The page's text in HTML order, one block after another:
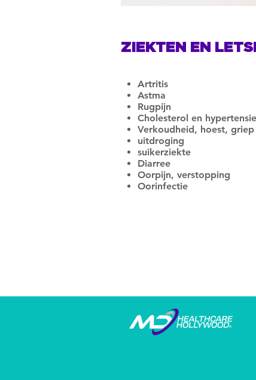
ZIEKTEN EN
Artritis
Astma
Rugpijn
Cholesterol en hypertensie
Verkoudheid, hoest, griep
uitdroging
suikerziekte
Diarree
Oorpijn, verstopping
Oorinfectie